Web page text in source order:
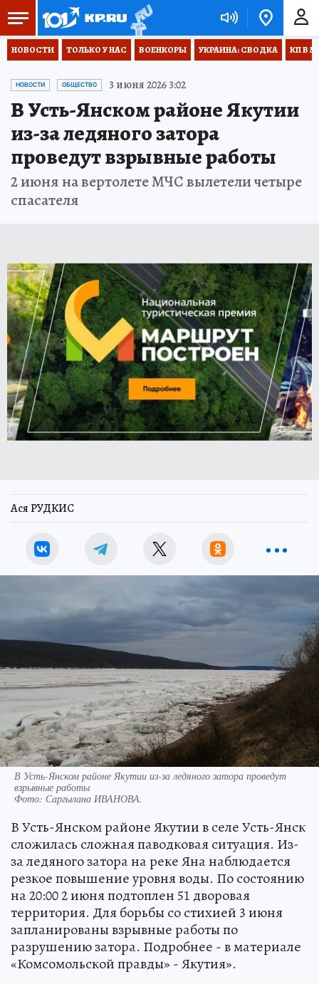
НОВОСТИ ТОЛЬКО У НАС ВОЕНКОРЫ УКРАИНА: СВОДКА КП В
НОВОСТИ ОБЩЕСТВО 3 июня 2026 3:02
В Усть-Янском районе Якутии
из-за ледяного затора
проведут взрывные работы
2 июня на вертолете МЧС вылетели четыре
спасателя
Ася РУДКИС
В Усть-Янском районе Якутии из-за ледяного затора проведут
взрывные работы
Фото: Саргылана ИВАНОВА.
В Усть-Янском районе Якутии в селе Усть-Янск
сложилась сложная паводковая ситуация. Из-
за ледяного затора на реке Яна наблюдается
резкое повышение уровня воды. По состоянию
на 20:00 2 июня подтоплен 51 дворовая
территория. Для борьбы со стихией 3 июня
запланированы взрывные работы по
разрушению затора. Подробнее - в материале
«Комсомольской правды» - Якутия».